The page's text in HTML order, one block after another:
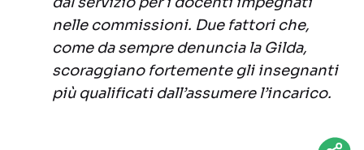
nelle commissioni. Due fattori che,
come da sempre denuncia la Gilda,
scoraggiano fortemente gli insegnanti
più qualificati dall’assumere l’incarico.